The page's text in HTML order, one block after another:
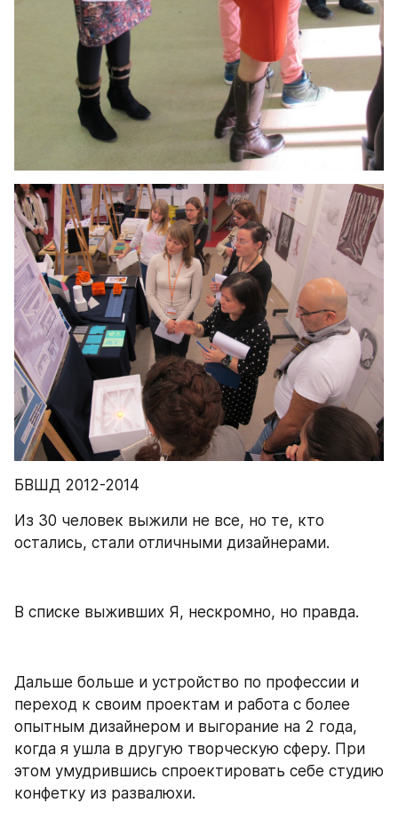
БВШД 2012-2014
Из 30 человек выжили не все, но те, кто
остались, стали отличными дизайнерами.
В списке выживших Я, нескромно, но правда.
Дальше больше и устройство по профессии и
переход к своим проектам и работа с более
опытным дизайнером и выгорание на 2 года,
когда я ушла в другую творческую сферу. При
этом умудрившись спроектировать себе студию
конфетку из развалюхи.